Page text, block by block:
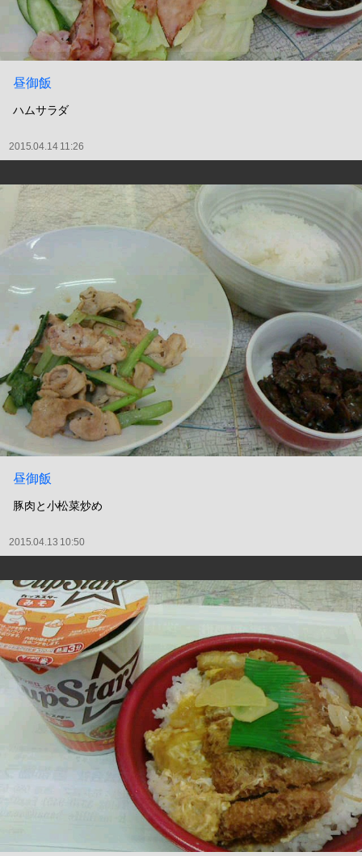
昼御飯
ハムサラダ
2015.04.14 11:26
昼御飯
豚肉と小松菜炒め
2015.04.13 10:50